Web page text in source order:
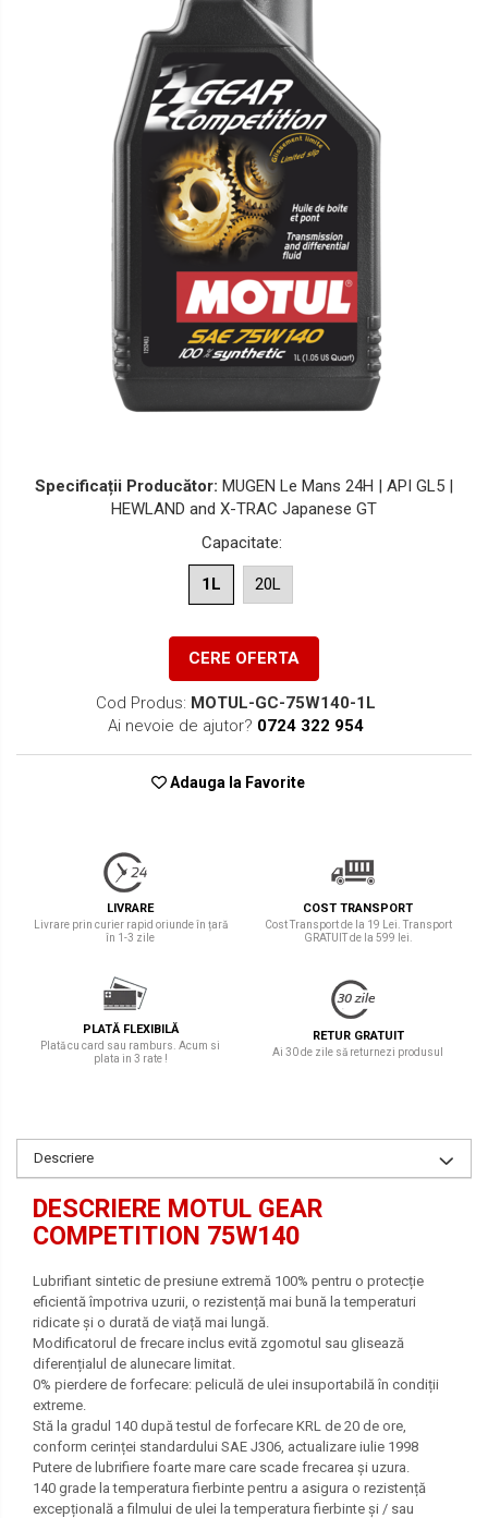
Lichide Suspensie Motociclete
Lichide Întreținere
Lichide Întreținere Autoturisme
Lichide Întreținere Camioane
Lichide Întreținere Motociclete
Lichide Întreținere Utilaje
Specificații Producător: MUGEN Le Mans 24H | API GL5 |
HEWLAND and X-TRAC Japanese GT
Capacitate:
1L 20L
CERE OFERTA
Cod Produs: MOTUL-GC-75W140-1L
Ai nevoie de ajutor? 0724 322 954
Adauga la Favorite
LIVRARE
Livrare prin curier rapid oriunde în țară
în 1-3 zile
COST TRANSPORT
Cost Transport de la 19 Lei. Transport
GRATUIT de la 599 lei.
PLATĂ FLEXIBILĂ
Plată cu card sau ramburs. Acum si
plata in 3 rate !
RETUR GRATUIT
Ai 30 de zile să returnezi produsul
Descriere
DESCRIERE MOTUL GEAR
COMPETITION 75W140
Lubrifiant sintetic de presiune extremă 100% pentru o protecție
eficientă împotriva uzurii, o rezistență mai bună la temperaturi
ridicate și o durată de viață mai lungă.
Modificatorul de frecare inclus evită zgomotul sau glisează
diferențialul de alunecare limitat.
0% pierdere de forfecare: peliculă de ulei insuportabilă în condiții
extreme.
Stă la gradul 140 după testul de forfecare KRL de 20 de ore,
conform cerinței standardului SAE J306, actualizare iulie 1998
Putere de lubrifiere foarte mare care scade frecarea și uzura.
140 grade la temperatura fierbinte pentru a asigura o rezistență
excepțională a filmului de ulei la temperatura fierbinte și / sau